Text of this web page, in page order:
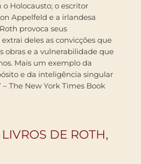
Holocausto; o escritor
Appelfeld e a irlandesa
deles as convicções que
obras e a vulnerabilidade que
Mais um exemplo da
e da inteligência singular
– The New York Times Book
DE ROTH,